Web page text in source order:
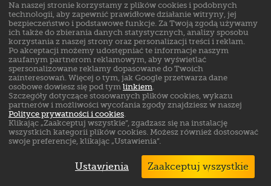
FAQ
Znajdź nas na:
Markowe buty sklep online. ©ButSklep.pl 2026
Created by: MediaAmbassador
Na naszej stronie korzystamy z plików cookies i podobnych
technologii, aby zapewnić prawidłowe działanie witryny, jej
bezpieczeństwo i podstawowe funkcje. Za Twoją zgodą używamy
ich także do zbierania danych statystycznych, analizy sposobu
korzystania z naszej strony oraz personalizacji treści i reklam.
Po akceptacji możemy udostępniać te informacje naszym
zaufanym partnerom reklamowym, aby wyświetlać
spersonalizowane reklamy dopasowane do Twoich
zainteresowań. Więcej o tym, jak Google przetwarza dane
osobowe dowiesz się pod tym linkiem.
Szczegóły dotyczące stosowanych plików cookies, wykazu
partnerów i możliwości wycofania zgody znajdziesz w naszej
Polityce prywatności i cookies.
Klikając „Zaakceptuj wszystkie”, zgadzasz się na instalację
wszystkich kategorii plików cookies. Możesz również dostosować
swoje preferencje, klikając „Ustawienia”.
Ustawienia Zaakceptuj wszystkie